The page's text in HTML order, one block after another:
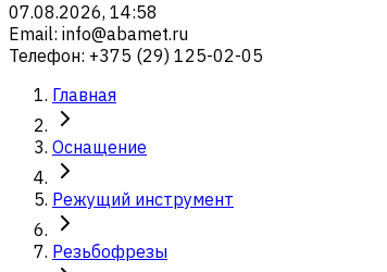
07.08.2026, 14:58
Email: info@abamet.ru
Телефон: +375 (29) 125-02-05
Главная
Оснащение
Режущий инструмент
Резьбофрезы